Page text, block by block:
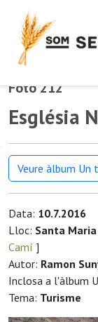
Foto 212
Església
Veure àlbum Un
Data: 10.7.2016
Lloc: Santa
Camí ]
Autor: Ramon
Inclosa a l'àlbum
Tema: Turisme